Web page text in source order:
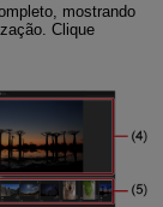
mostrando
Clique